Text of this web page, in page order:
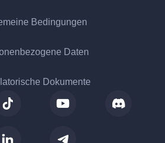
Bedingungen
Daten
Dokumente